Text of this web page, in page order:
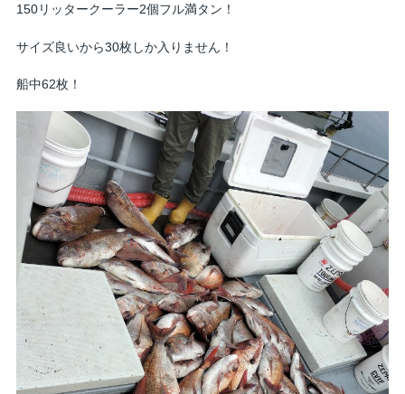
150リッタークーラー2個フル満タン！
サイズ良いから30枚しか入りません！
船中62枚！